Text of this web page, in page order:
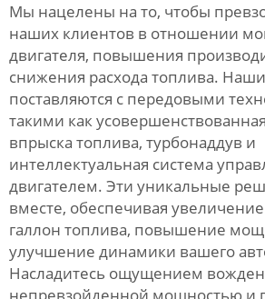
Мы нацелены на то, чтобы
наших клиентов в отношении
двигателя, повышения
снижения расхода топлива.
поставляются с передовыми
такими как
впрыска топлива, турбонаддув и
интеллектуальная система
двигателем. Эти уникальные
вместе, обеспечивая
галлон топлива, повышение
улучшение динамики вашего
Насладитесь ощущением